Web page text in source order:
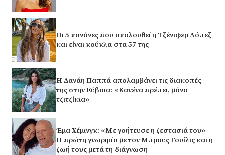
Οι 5 κανόνες που ακολουθεί η Τζένιφερ Λόπεζ
και είναι κούκλα στα 57 της
Η Δανάη Παππά απολαμβάνει τις διακοπές
της στην Εύβοια: «Κανένα πρέπει, μόνο
τζιτζίκια»
Έμα Χέμινγκ: «Με γοήτευσε η ζεστασιά του» –
Η πρώτη γνωριμία με τον Μπρους Γουίλις και η
ζωή τους μετά τη διάγνωση